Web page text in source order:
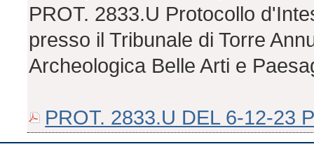
PROT. 2833.U Protocollo
presso il Tribunale di Torre
Archeologica Belle Arti e
PROT. 2833.U DEL 6-12-23